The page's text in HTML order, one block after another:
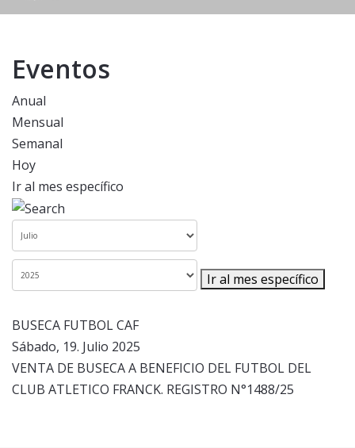
Eventos
Anual
Mensual
Semanal
Hoy
Ir al mes específico
Ir al mes específico
BUSECA FUTBOL CAF
Sábado, 19. Julio 2025
VENTA DE BUSECA A BENEFICIO DEL FUTBOL DEL
CLUB ATLETICO FRANCK. REGISTRO N°1488/25